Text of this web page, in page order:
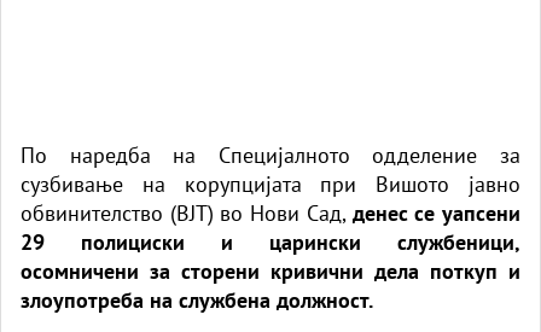
По наредба на Специјалното одделение за
сузбивање на корупцијата при Вишото јавно
обвинителство (ВЈТ) во Нови Сад, денес се уапсени
29 полициски и царински службеници,
осомничени за сторени кривични дела поткуп и
злоупотреба на службена должност.